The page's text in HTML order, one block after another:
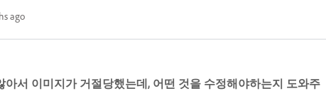
ago
아서 이미지가 거절당했는데, 어떤 것을 수정해야하는지 도와주